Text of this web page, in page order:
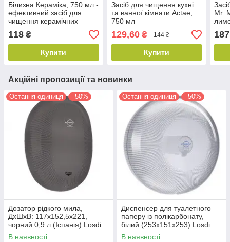
Білизна Кераміка, 750 мл -
ефективний засіб для
чищення керамічних
поверхонь, Бланідас
118 ₴
Купити
Засіб для чищення кухні
та ванної кімнати Actae,
750 мл
129,60₴ 144 ₴
Купити
Mr.
187
Акційні пропозиції та новинки
Остання одиниця –50%
Дозатор рідкого мила,
ДхШхВ: 117x152,5x221,
чорний 0,9 л (Іспанія) Losdi
(CP-5003BL)
В наявності
Остання одиниця –50%
Диспенсер для туалетного
паперу із полікарбонату,
білий (253x151x253) Losdi
(Іспанія)
В наявності